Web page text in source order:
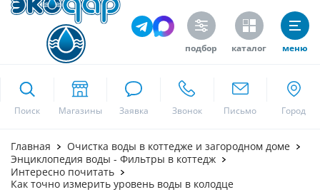
подбор каталог меню
Поиск
Москва
Главная
Очистка воды в коттедже и загородном доме
Энциклопедия воды - Фильтры в коттедж
Интересно почитать
Как точно измерить уровень воды в колодце